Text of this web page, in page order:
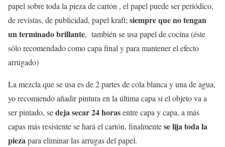
papel sobre toda la pieza de cartón , el papel puede ser periódico,
de revistas, de publicidad, papel kraft;siempre que no tengan
un terminado brillante, también se usa papel de cocina (éste
sólo recomendado como capa final y para mantener el efecto
arrugado)
La mezcla que se usa es de 2 partes de cola blanca y una de agua,
yo recomiendo añadir pintura en la última capa si el objeto va a
ser pintado, sedeja secar 24 horasentre capa y capa, a más
capas más resistente se hará el cartón, finalmentese lija toda la
piezapara eliminar las arrugas del papel.